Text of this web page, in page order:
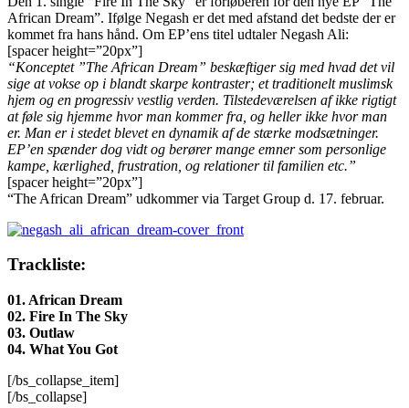
African Dream”. Ifølge Negash er det med afstand det bedste der er
kommet fra hans hånd. Om EP’ens titel udtaler Negash Ali:
[spacer height=”20px”]
“Konceptet ”The African Dream” beskæftiger sig med hvad det vil
sige at vokse op i blandt skarpe kontraster; et traditionelt muslimsk
hjem og en progressiv vestlig verden. Tilstedeværelsen af ikke rigtigt
at føle sig hjemme hvor man kommer fra, og heller ikke hvor man
er. Man er i stedet blevet en dynamik af de stærke modsætninger.
EP’en spænder dog vidt og berører mange emner som personlige
kampe, kærlighed, frustration, og relationer til familien etc.”
[spacer height=”20px”]
“The African Dream” udkommer via Target Group d. 17. februar.
Trackliste:
01. African Dream
02. Fire In The Sky
03. Outlaw
04. What You Got
[/bs_collapse_item]
[/bs_collapse]